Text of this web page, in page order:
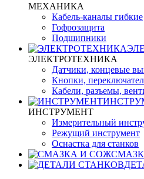
МЕХАНИКА
Кабель-каналы гибкие
Гофрозащита
Подшипники
ЭЛЕКТРОТЕХНИКА
Датчики, концевые
Кнопки,
Кабели, разъемы,
ИНСТРУМЕНТ
Измерительный
Режущий инструмент
Оснастка для станков